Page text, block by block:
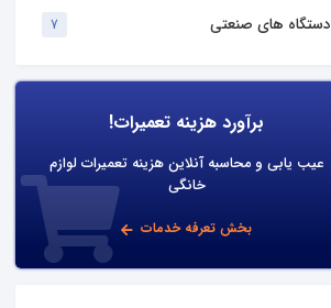
دستگاه های صنعتی
7
برآورد هزینه تعمیرات!
عیب یابی و محاسبه آنلاین هزینه تعمیرات لوازم
خانگی
بخش تعرفه خدمات